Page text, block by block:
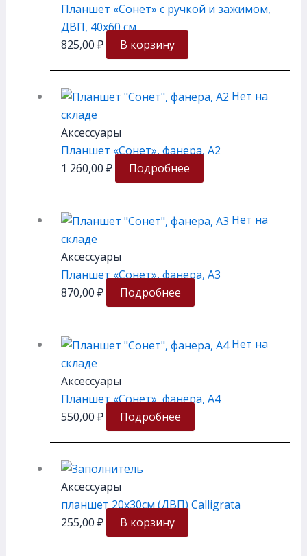
Планшет «Сонет» с ручкой и зажимом,
ДВП, 40х60 см
825,00 ₽ В корзину
Нет на
складе
Аксессуары
Планшет «Сонет», фанера, А2
1 260,00 ₽ Подробнее
Нет на
складе
Аксессуары
Планшет «Сонет», фанера, А3
870,00 ₽ Подробнее
Нет на
складе
Аксессуары
Планшет «Сонет», фанера, А4
550,00 ₽ Подробнее
Аксессуары
планшет 20х30см (ДВП) Calligrata
255,00 ₽ В корзину